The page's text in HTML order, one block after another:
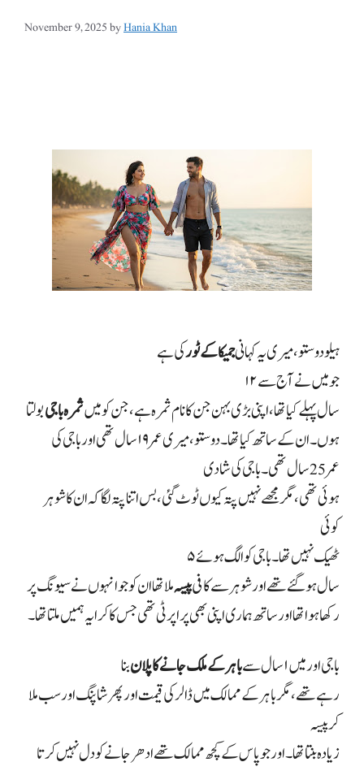
November 9, 2025byHania Khan
ہیلو دوستو، میری یہ کہانیجمیکا کے ٹورکی ہے
جو میں نے آج سے۱۲
سال پہلے کیا تھا، اپنی بڑی بہن جن کا نام ثمرہ ہے، جن کو میںثمرہ باجیبولتا
ہوں۔ ان کے ساتھ کیا تھا۔ دوستو، میری عمر۱۹سال تھی اور باجی کی
عمر25سال تھی۔ باجی کی شادی
ہوئی تھی، مگر مجھے نہیں پتہ کیوں ٹوٹ گئی، بس اتنا پتہ لگا کہ ان کا شوہر
کوئی
ٹھیک نہیں تھا۔ باجی کو الگ ہوئے۵
سال ہو گئے تھے اور شوہر سے کافیپیسہملا تھا ان کو جو انہوں نے سیونگ پر
رکھا ہوا تھا اور ساتھ ہماری اپنی بھی پراپرٹی تھی جس کا کرایہ ہمیں ملتا تھا۔
باجی اور میں۱سال سےباہر کے ملک جانے کا پلانبنا
رہے تھے، مگر باہر کے ممالک میں ڈالر کی قیمت اور پھر شاپنگ اور سب ملا
کر پیسہ
زیادہ بنتا تھا۔ اور جو پاس کے کچھ ممالک تھے ادھر جانے کو دل نہیں کرتا